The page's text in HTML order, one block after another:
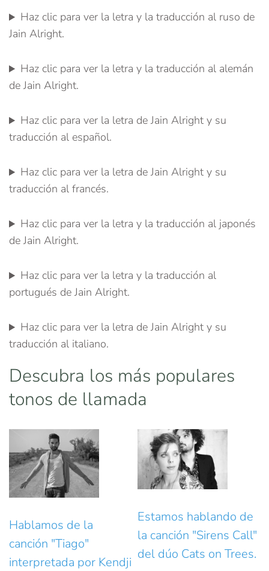
Haz clic para ver la letra y la traducción al ruso de
Jain Alright.
Haz clic para ver la letra y la traducción al alemán
de Jain Alright.
Haz clic para ver la letra de Jain Alright y su
traducción al español.
Haz clic para ver la letra de Jain Alright y su
traducción al francés.
Haz clic para ver la letra y la traducción al japonés
de Jain Alright.
Haz clic para ver la letra y la traducción al
portugués de Jain Alright.
Haz clic para ver la letra de Jain Alright y su
traducción al italiano.
Descubra los más populares
tonos de llamada
Hablamos de la
canción "Tiago"
interpretada por Kendji
Estamos hablando de
la canción "Sirens Call"
del dúo Cats on Trees.